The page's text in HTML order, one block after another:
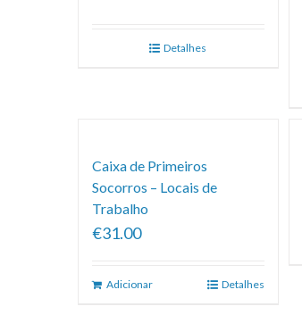
Detalhes
Caixa de Primeiros
Socorros – Locais de
Trabalho
€31.00
Adicionar Detalhes